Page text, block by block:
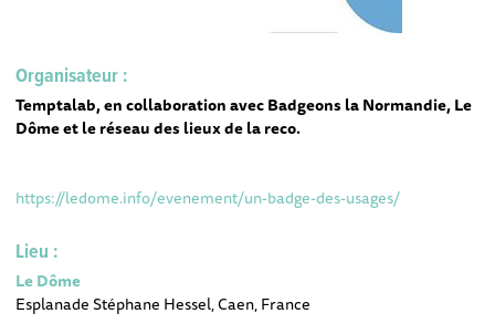
Organisateur :
Temptalab, en collaboration avec Badgeons la Normandie, Le
Dôme et le réseau des lieux de la reco.
https://ledome.info/evenement/un-badge-des-usages/
Lieu :
Le Dôme
Esplanade Stéphane Hessel, Caen, France